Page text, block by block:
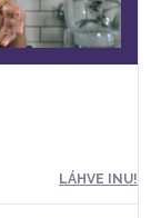
LÁHVE INU!